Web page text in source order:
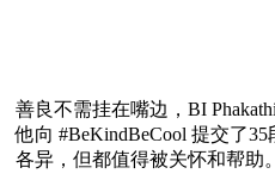
善良不需挂在嘴边，BI
他向 #BeKindBeCool 提交了
各异，但都值得被关怀和帮助。